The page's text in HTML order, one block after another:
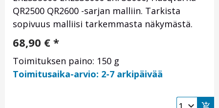
QR2500 QR2600 -sarjan malliin. Tarkista
sopivuus malliisi tarkemmasta näkymästä.
68,90 € *
Toimituksen paino: 150 g
Toimitusaika-arvio: 2-7 arkipäivää